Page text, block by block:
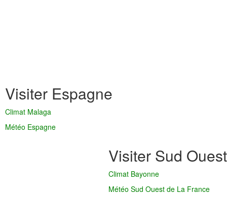
Visiter Espagne
Climat Malaga
Météo Espagne
Visiter Sud Ouest
Climat Bayonne
Météo Sud Ouest de La France